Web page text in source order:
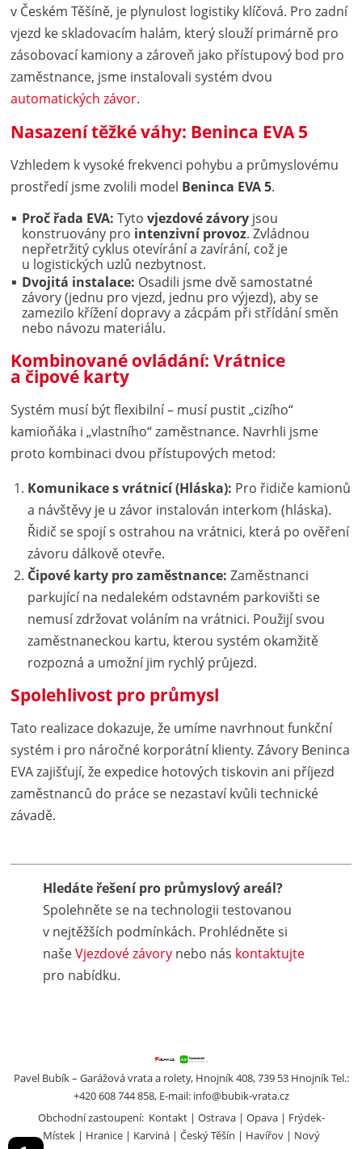
v Českém Těšíně, je plynulost logistiky klíčová. Pro zadní
vjezd ke skladovacím halám, který slouží primárně pro
zásobovací kamiony a zároveň jako přístupový bod pro
zaměstnance, jsme instalovali systém dvou
automatických závor.
Nasazení těžké váhy: Beninca EVA 5
Vzhledem k vysoké frekvenci pohybu a průmyslovému
prostředí jsme zvolili model Beninca EVA 5.
Proč řada EVA: Tytovjezdové závory jsou
konstruovány pro intenzivní provoz. Zvládnou
nepřetržitý cyklus otevírání a zavírání, což je
u logistických uzlů nezbytnost.
Dvojitá instalace: Osadili jsme dvě samostatné
závory (jednu pro vjezd, jednu pro výjezd), aby se
zamezilo křížení dopravy a zácpám při střídání směn
nebo návozu materiálu.
Kombinované ovládání: Vrátnice
a čipové karty
Systém musí být flexibilní – musí pustit „cizího“
kamioňáka i „vlastního“ zaměstnance. Navrhli jsme
proto kombinaci dvou přístupových metod:
Komunikace s vrátnicí (Hláska): Pro řidiče kamionů
a návštěvy je u závor instalován interkom (hláska).
Řidič se spojí s ostrahou na vrátnici, která po ověření
závoru dálkově otevře.
Čipové karty pro zaměstnance: Zaměstnanci
parkující na nedalekém odstavném parkovišti se
nemusí zdržovat voláním na vrátnici. Použijí svou
zaměstnaneckou kartu, kterou systém okamžitě
rozpozná a umožní jim rychlý průjezd.
Spolehlivost pro průmysl
Tato realizace dokazuje, že umíme navrhnout funkční
systém i pro náročné korporátní klienty. Závory Beninca
EVA zajišťují, že expedice hotových tiskovin ani příjezd
zaměstnanců do práce se nezastaví kvůli technické
závadě.
Hledáte řešení pro průmyslový areál?
Spolehněte se na technologii testovanou
v nejtěžších podmínkách. Prohlédněte si
našeVjezdové závory nebo nás kontaktujte
pro nabídku.
Pavel Bubík – Garážová vrata a rolety, Hnojník 408, 739 53 Hnojník Tel.:
+420 608 744 858, E-mail: info@bubik-vrata.cz
Obchodní zastoupení: Kontakt Ostrava Opava
Frýdek-
Místek
Hranice Karviná Český Těšín Havířov
Nový